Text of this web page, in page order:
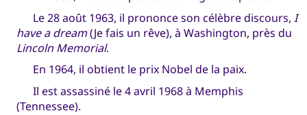
Le 28 août 1963, il prononce son célèbre discours, I
have a dream(Je fais un rêve), à Washington, près du
Lincoln Memorial.
En 1964, il obtient le prix Nobel de la paix.
Il est assassiné le 4 avril 1968 à Memphis
(Tennessee).